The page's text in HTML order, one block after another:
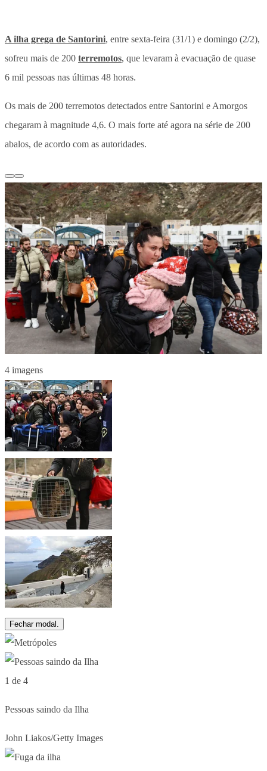
A ilha grega de Santorini, entre sexta-feira (31/1) e domingo (2/2),
sofreu mais de 200 terremotos, que levaram à evacuação de quase
6 mil pessoas nas últimas 48 horas.
Os mais de 200 terremotos detectados entre Santorini e Amorgos
chegaram à magnitude 4,6. O mais forte até agora na série de 200
abalos, de acordo com as autoridades.
4 imagens
Fechar modal.
1 de 4
Pessoas saindo da Ilha
John Liakos/Getty Images